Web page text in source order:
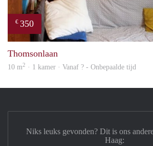
€ 350
Thomsonlaan
10 m2 · 1 kamer · Vanaf ? - Onbepaalde tijd
Niks leuks gevonden? Dit is ons
Haag: